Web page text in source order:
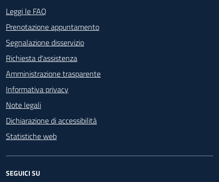
Footer - Contatti
Leggi le FAQ
Prenotazione appuntamento
Segnalazione disservizio
Richiesta d'assistenza
Amministrazione trasparente
Informativa privacy
Note legali
Dichiarazione di accessibilità
Statistiche web
SEGUICI SU